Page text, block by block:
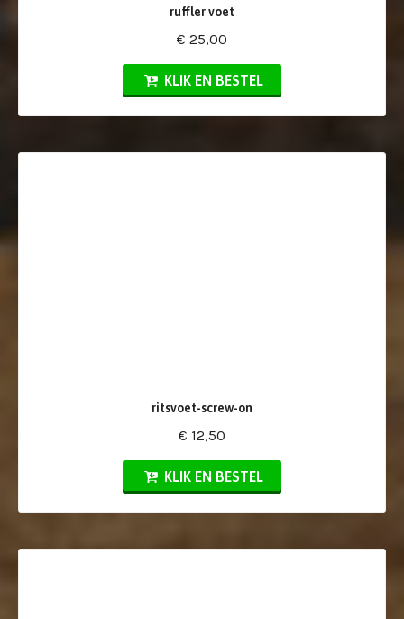
ruffler voet
€ 25,00
KLIK EN BESTEL
ritsvoet-screw-on
€ 12,50
KLIK EN BESTEL